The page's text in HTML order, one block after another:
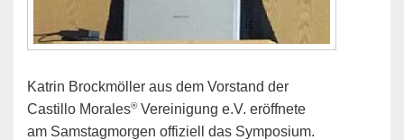
Katrin Brockmöller aus dem Vorstand der
Castillo Morales®Vereinigung e.V. eröffnete
am Samstagmorgen offiziell das Symposium.